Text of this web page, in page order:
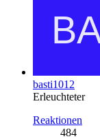
basti1012
Erleuchteter
Reaktionen
484